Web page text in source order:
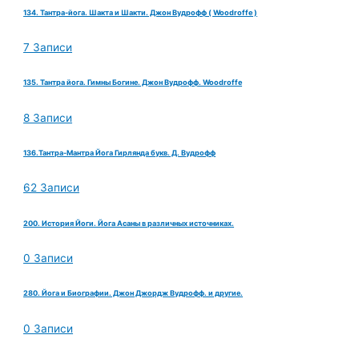
134. Тантра-йога. Шакта и Шакти. Джон Вудрофф ( Woodroffe )
7 Записи
135. Тантра йога. Гимны Богине. Джон Вудрофф. Woodroffe
8 Записи
136.Тантра-Мантра Йога Гирлянда букв. Д. Вудрофф
62 Записи
200. История Йоги. Йога Асаны в различных источниках.
0 Записи
280. Йога и Биографии. Джон Джордж Вудрофф. и другие.
0 Записи